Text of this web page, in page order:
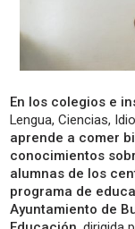
En los colegios e
Lengua, Ciencias,
aprende a comer
conocimientos
alumnas de los
programa de
Ayuntamiento de